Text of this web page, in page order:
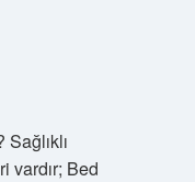
vardır; Bed